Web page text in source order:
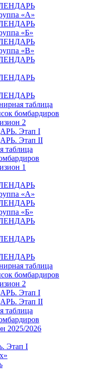
«А»
«Б»
«В»
таблица
бомбардиров
2
Этап I
Этап II
таблица
1
«А»
«Б»
таблица
бомбардиров
2
Этап I
Этап II
таблица
2025/2026
Этап I